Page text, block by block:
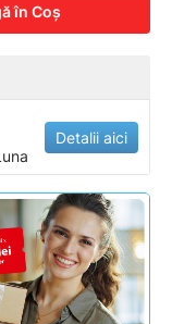
în Coş
Detalii aici